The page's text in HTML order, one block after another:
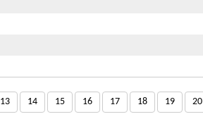
13 14 15 16 17 18 19 20